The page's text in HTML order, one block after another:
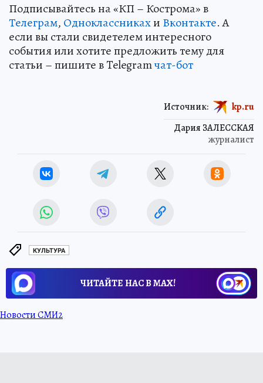
Подписывайтесь на «КП – Кострома» в
Телеграм, Одноклассникахи Вконтакте. А
если вы стали свидетелем интересного
события или хотите предложить тему для
статьи – пишите в Telegramчат-бот
Дария ЗАЛЕССКАЯ
журналист
Источник: kp.ru
КУЛЬТУРА
ЧИТАЙТЕ НАС В МАХ!
Новости СМИ2